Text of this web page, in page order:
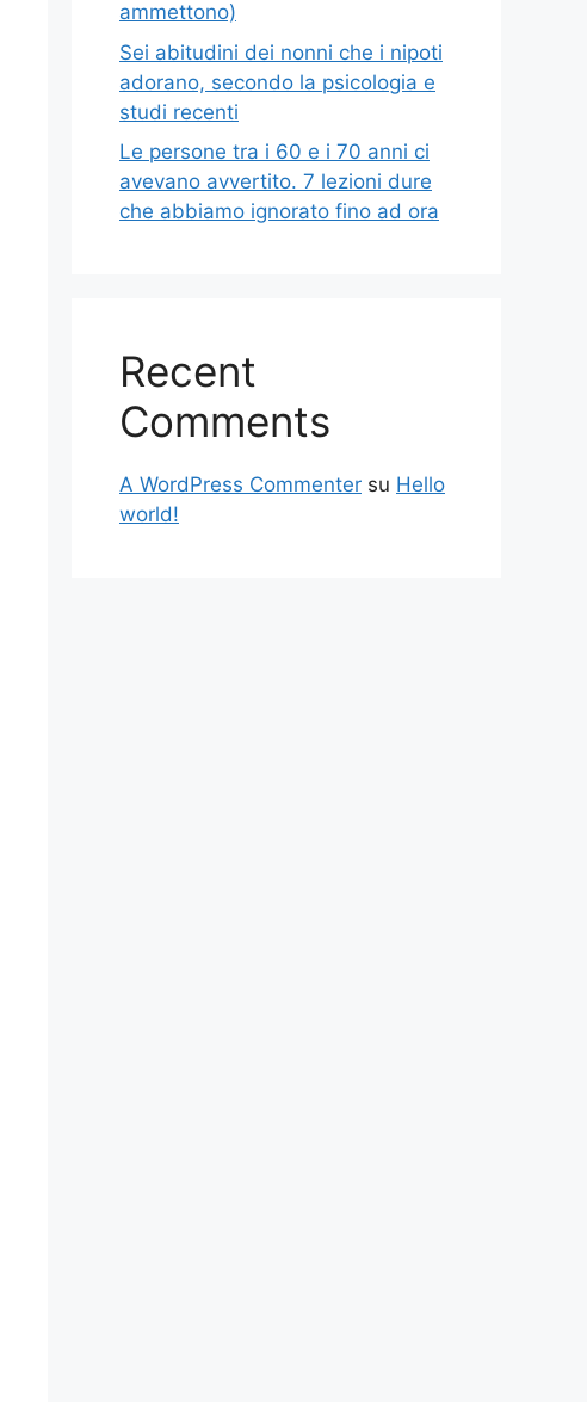
ammettono)
Sei abitudini dei nonni che i nipoti
adorano, secondo la psicologia e
studi recenti
Le persone tra i 60 e i 70 anni ci
avevano avvertito. 7 lezioni dure
che abbiamo ignorato fino ad ora
Recent
Comments
A WordPress Commenter su Hello
world!